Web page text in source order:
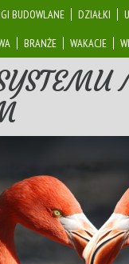
BUDOWLANE DZIAŁKI
BRANŻE WAKACJE